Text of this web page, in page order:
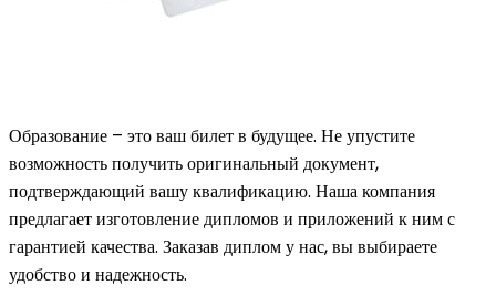
Образование – это ваш билет в будущее. Не упустите
возможность получить оригинальный документ,
подтверждающий вашу квалификацию. Наша компания
предлагает изготовление дипломов и приложений к ним с
гарантией качества. Заказав диплом у нас, вы выбираете
удобство и надежность.